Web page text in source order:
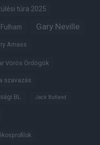
túra 2025
Fulham Gary Neville
Amass
Vörös Ördögök
szavazás
BL Jack Butland